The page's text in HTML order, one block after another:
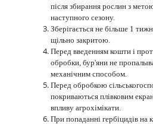
після збирання рослин з
наступного сезону.
Зберігається не більше 1
щільно закритою.
Перед введенням кошти і
обробки, бур'яни не
механічним способом.
Перед обробкою
покриваються плівковим
впливу агрохімікати.
При попаданні гербіцидів на